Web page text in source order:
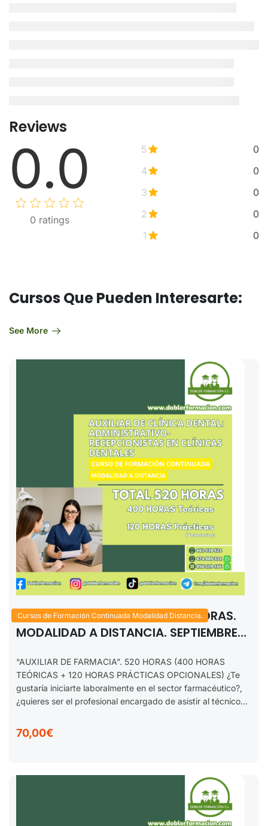
Reviews
0.0
0 ratings
5
0
4
0
3
0
2
0
1
0
Cursos Que Pueden Interesarte:
See More
Cursos de Formación Continuada Modalidad Distancia.
“AUXILIAR DE FARMACIA”. 520 HORAS.
MODALIDAD A DISTANCIA. SEPTIEMBRE
“AUXILIAR DE FARMACIA”. 520 HORAS (400 HORAS
TEÓRICAS + 120 HORAS PRÁCTICAS OPCIONALES) ¿Te
gustaría iniciarte laboralmente en el sector farmacéutico?,
¿quieres ser el profesional encargado de asistir al técnico...
70,00€